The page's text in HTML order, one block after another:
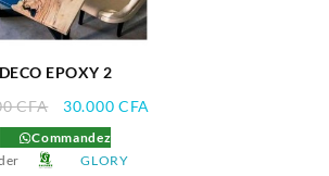
DECO EPOXY 2
CFA
Le
prix
initial
30.000 CFA
Commandez
GLORY